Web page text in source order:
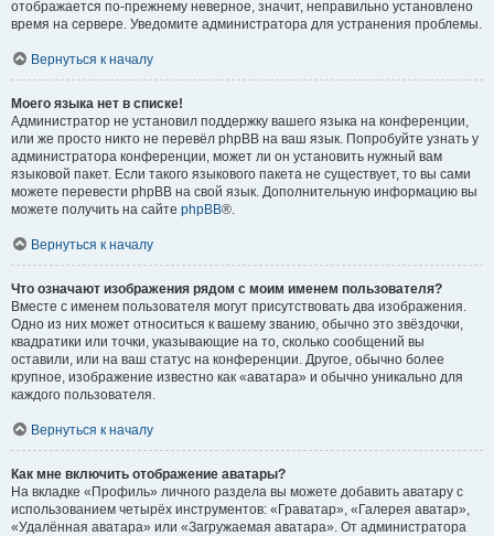
отображается по-прежнему неверное, значит, неправильно установлено
время на сервере. Уведомите администратора для устранения проблемы.
Вернуться к началу
Моего языка нет в списке!
Администратор не установил поддержку вашего языка на конференции,
или же просто никто не перевёл phpBB на ваш язык. Попробуйте узнать у
администратора конференции, может ли он установить нужный вам
языковой пакет. Если такого языкового пакета не существует, то вы сами
можете перевести phpBB на свой язык. Дополнительную информацию вы
можете получить на сайте phpBB®.
Вернуться к началу
Что означают изображения рядом с моим именем пользователя?
Вместе с именем пользователя могут присутствовать два изображения.
Одно из них может относиться к вашему званию, обычно это звёздочки,
квадратики или точки, указывающие на то, сколько сообщений вы
оставили, или на ваш статус на конференции. Другое, обычно более
крупное, изображение известно как «аватара» и обычно уникально для
каждого пользователя.
Вернуться к началу
Как мне включить отображение аватары?
На вкладке «Профиль» личного раздела вы можете добавить аватару с
использованием четырёх инструментов: «Граватар», «Галерея аватар»,
«Удалённая аватара» или «Загружаемая аватара». От администратора